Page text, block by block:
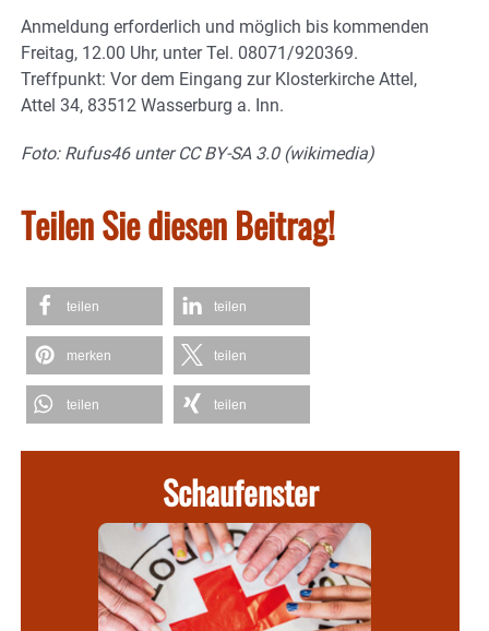
Anmeldung erforderlich und möglich bis kommenden
Freitag, 12.00 Uhr, unter Tel. 08071/920369.
Treffpunkt: Vor dem Eingang zur Klosterkirche Attel,
Attel 34, 83512 Wasserburg a. Inn.
Foto: Rufus46 unter CC BY-SA 3.0 (wikimedia)
Teilen Sie diesen Beitrag!
teilen teilen
merken teilen
teilen teilen
Schaufenster